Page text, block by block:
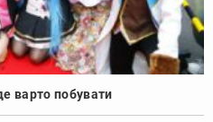
варто побувати